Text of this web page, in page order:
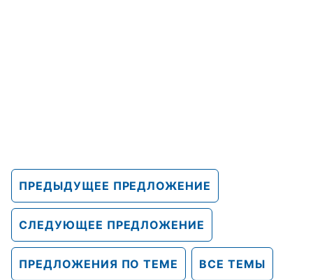
ПРЕДЫДУЩЕЕ ПРЕДЛОЖЕНИЕ
СЛЕДУЮЩЕЕ ПРЕДЛОЖЕНИЕ
ПРЕДЛОЖЕНИЯ ПО ТЕМЕ ВСЕ ТЕМЫ